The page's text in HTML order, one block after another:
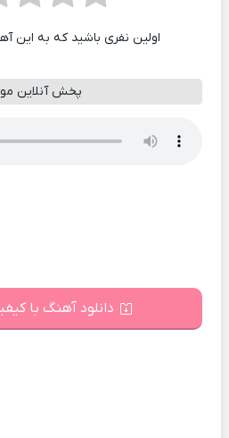
اولین نفری باشید که به این
پخش آنلاین
دانلود آهنگ با